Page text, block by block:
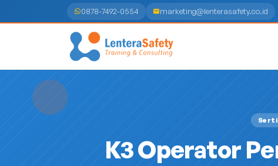
0878-7492-0554 marketing@lenterasafety.co.id
K3 Operator